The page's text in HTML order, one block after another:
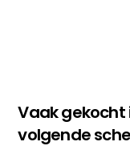
Vaak
volgende